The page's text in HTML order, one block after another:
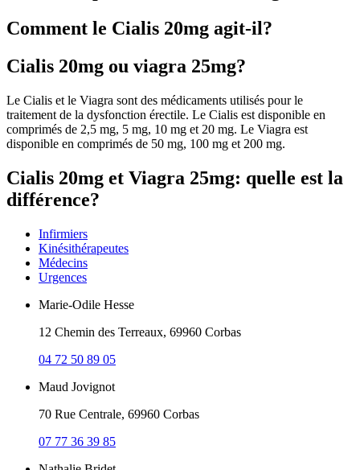
Comment le Cialis 20mg agit-il?
Cialis 20mg ou viagra 25mg?
Le Cialis et le Viagra sont des médicaments utilisés pour le
traitement de la dysfonction érectile. Le Cialis est disponible en
comprimés de 2,5 mg, 5 mg, 10 mg et 20 mg. Le Viagra est
disponible en comprimés de 50 mg, 100 mg et 200 mg.
Cialis 20mg et Viagra 25mg: quelle est la
différence?
Infirmiers
Kinésithérapeutes
Médecins
Urgences
Marie-Odile Hesse
12 Chemin des Terreaux, 69960 Corbas
04 72 50 89 05
Maud Jovignot
70 Rue Centrale, 69960 Corbas
07 77 36 39 85